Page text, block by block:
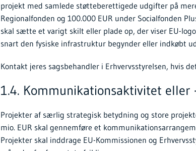
projekt med samlede støtteberettigede udgifter på
Regionalfonden og 100.000 EUR under Socialfonden
skal sætte et varigt skilt eller plade op, der viser EU-
snart den fysiske infrastruktur begynder eller indkøbt
Kontakt jeres sagsbehandler i Erhvervsstyrelsen, hvis
1.4. Kommunikationsaktivitet eller
Projekter af særlig strategisk betydning og store
mio. EUR skal gennemføre et
Projekter skal inddrage EU-Kommissionen og